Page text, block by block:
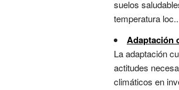
suelos
temperatura
Adaptación
La adaptación
actitudes
climáticos en